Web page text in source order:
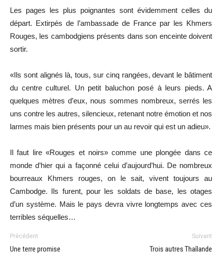
Les pages les plus poignantes sont évidemment celles du
départ. Extirpés de l’ambassade de France par les Khmers
Rouges, les cambodgiens présents dans son enceinte doivent
sortir.
«Ils sont alignés là, tous, sur cinq rangées, devant le bâtiment
du centre culturel. Un petit baluchon posé à leurs pieds. A
quelques mètres d’eux, nous sommes nombreux, serrés les
uns contre les autres, silencieux, retenant notre émotion et nos
larmes mais bien présents pour un au revoir qui est un adieu».
Il faut lire «Rouges et noirs» comme une plongée dans ce
monde d’hier qui a façonné celui d’aujourd’hui. De nombreux
bourreaux Khmers rouges, on le sait, vivent toujours au
Cambodge. Ils furent, pour les soldats de base, les otages
d’un système. Mais le pays devra vivre longtemps avec ces
terribles séquelles…
Précédent
Une terre promise
Suivant
Trois autres Thaîlande